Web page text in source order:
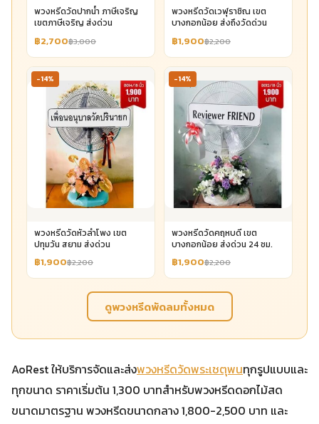
พวงหรีดวัดปากน้ำ ภาษีเจริญ
เขตภาษีเจริญ ส่งด่วน
฿2,700฿3,000
พวงหรีดวัดเวฬุราชิณ เขต
บางกอกน้อย ส่งถึงวัดด่วน
฿1,900฿2,200
-14%
พวงหรีดวัดหัวลำโพง เขต
ปทุมวัน สยาม ส่งด่วน
฿1,900฿2,200
-14%
พวงหรีดวัดคฤหบดี เขต
บางกอกน้อย ส่งด่วน 24 ชม.
฿1,900฿2,200
ดูพวงหรีดพัดลมทั้งหมด
AoRest ให้บริการจัดและส่งพวงหรีดวัดพระเชตุพนทุกรูปแบบและ
ทุกขนาด ราคาเริ่มต้น 1,300 บาทสำหรับพวงหรีดดอกไม้สด
ขนาดมาตรฐาน พวงหรีดขนาดกลาง 1,800-2,500 บาท และ